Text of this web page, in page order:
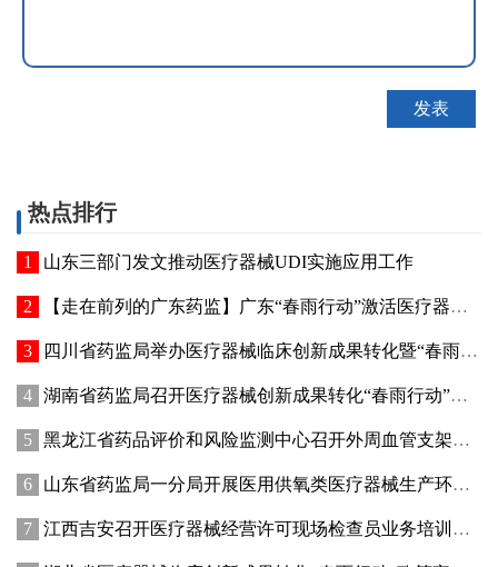
热点排行
山东三部门发文推动医疗器械UDI实施应用工作
【走在前列的广东药监】广东“春雨行动”激活医疗器械创新动能
四川省药监局举办医疗器械临床创新成果转化暨“春雨行动”宣贯培训会
湖南省药监局召开医疗器械创新成果转化“春雨行动”推进会
黑龙江省药品评价和风险监测中心召开外周血管支架不良事件术语研讨会
山东省药监局一分局开展医用供氧类医疗器械生产环节专项检查
江西吉安召开医疗器械经营许可现场检查员业务培训暨廉政纪律教育会议